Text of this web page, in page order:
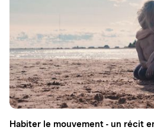
Habiter le mouvement - un récit